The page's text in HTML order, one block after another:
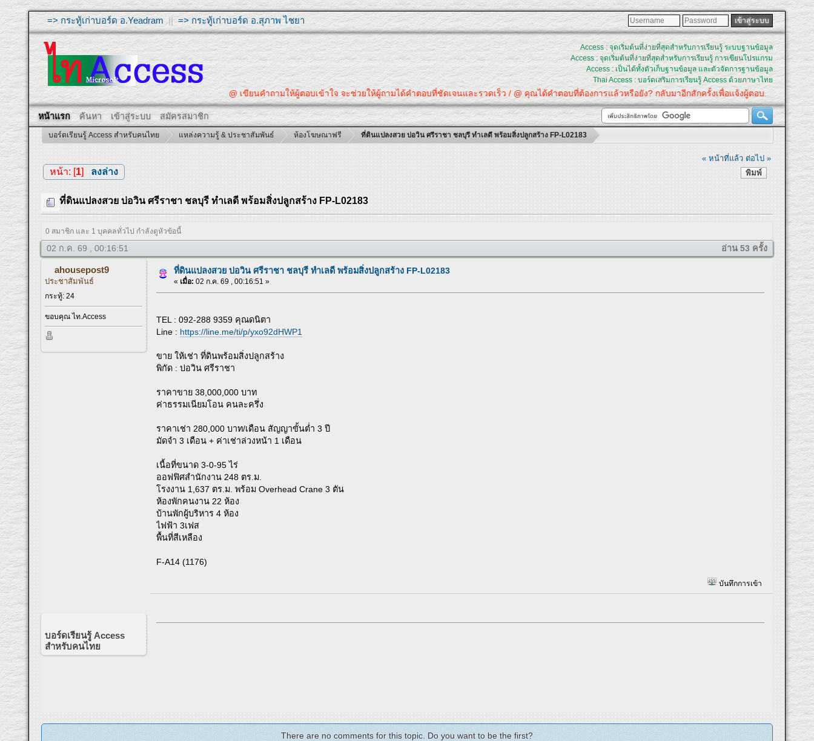
=> กระทู้เก่าบอร์ด อ.Yeadram ||=> กระทู้เก่าบอร์ด อ.สุภาพ ไชยา
Access : จุดเริ่มต้นที่ง่ายที่สุดสำหรับการเรียนรู้ ระบบฐานข้อมูล
Access : จุดเริ่มต้นที่ง่ายที่สุดสำหรับการเรียนรู้ การเขียนโปรแกรม
Access : เป็นได้ทั้งตัวเก็บฐานข้อมูล และตัวจัดการฐานข้อมูล
Thai Access : บอร์ดเสริมการเรียนรู้ Access ด้วยภาษาไทย
@ เขียนคำถามให้ผู้ตอบเข้าใจ จะช่วยให้ผู้ถามได้คำตอบที่ชัดเจนและรวดเร็ว / @ คุณได้คำตอบที่ต้องการแล้วหรือยัง? กลับมาอีกสักครั้งเพื่อแจ้งผู้ตอบ.
หน้าแรก ค้นหา เข้าสู่ระบบ สมัครสมาชิก
บอร์ดเรียนรู้ Access สำหรับคนไทย แหล่งความรู้ & ประชาสัมพันธ์ ห้องโฆษณาฟรี ที่ดินแปลงสวย บ่อวิน ศรีราชา ชลบุรี ทำเลดี พร้อมสิ่งปลูกสร้าง FP-L02183
« หน้าที่แล้ว ต่อไป »
พิมพ์
หน้า: [1] ลงล่าง
ที่ดินแปลงสวย บ่อวิน ศรีราชา ชลบุรี ทำเลดี พร้อมสิ่งปลูกสร้าง FP-L02183
0 สมาชิก และ 1 บุคคลทั่วไป กำลังดูหัวข้อนี้
02 ก.ค. 69 , 00:16:51 อ่าน 53 ครั้ง
ahousepost9
ประชาสัมพันธ์
กระทู้: 24
ขอบคุณ ไท.Access
ที่ดินแปลงสวย บ่อวิน ศรีราชา ชลบุรี ทำเลดี พร้อมสิ่งปลูกสร้าง FP-L02183
« เมื่อ: 02 ก.ค. 69 , 00:16:51 »
TEL : 092-288 9359 คุณดนิตา
Line : https://line.me/ti/p/yxo92dHWP1
ขาย ให้เช่า ที่ดินพร้อมสิ่งปลูกสร้าง
พิกัด : บ่อวิน ศรีราชา
ราคาขาย 38,000,000 บาท
ค่าธรรมเนียมโอน คนละครึ่ง
ราคาเช่า 280,000 บาท/เดือน สัญญาขั้นต่ำ 3 ปี
มัดจำ 3 เดือน + ค่าเช่าล่วงหน้า 1 เดือน
เนื้อที่ขนาด 3-0-95 ไร่
ออฟฟิศสำนักงาน 248 ตร.ม.
โรงงาน 1,637 ตร.ม. พร้อม Overhead Crane 3 ตัน
ห้องพักคนงาน 22 ห้อง
บ้านพักผู้บริหาร 4 ห้อง
ไฟฟ้า 3เฟส
พื้นที่สีเหลือง
F-A14 (1176)
บันทึกการเข้า
บอร์ดเรียนรู้ Access
สำหรับคนไทย
There are no comments for this topic. Do you want to be the first?